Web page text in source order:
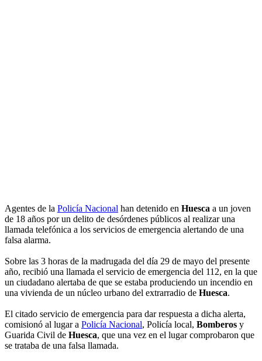
Agentes de la Policía Nacional han detenido en Huesca a un joven
de 18 años por un delito de desórdenes públicos al realizar una
llamada telefónica a los servicios de emergencia alertando de una
falsa alarma.
Sobre las 3 horas de la madrugada del día 29 de mayo del presente
año, recibió una llamada el servicio de emergencia del 112, en la que
un ciudadano alertaba de que se estaba produciendo un incendio en
una vivienda de un núcleo urbano del extrarradio de Huesca.
El citado servicio de emergencia para dar respuesta a dicha alerta,
comisionó al lugar a Policía Nacional, Policía local, Bomberos y
Guarida Civil de Huesca, que una vez en el lugar comprobaron que
se trataba de una falsa llamada.